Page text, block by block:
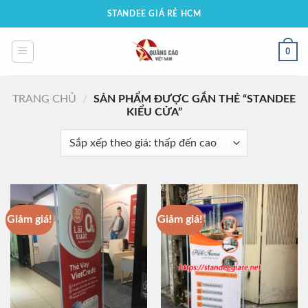
nội
dung
STANDEE GIÁ RẺ HCM
0
TRANG CHỦ /
SẢN PHẨM ĐƯỢC GẮN THẺ “STANDEE
KIỂU CỬA”
Giảm giá! Giảm giá!